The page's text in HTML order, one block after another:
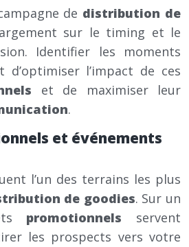
de distribution de
sur le timing et le
Identifier les moments
l’impact de ces
et de maximiser leur
.
et événements
l’un des terrains les plus
de goodies. Sur un
promotionnels servent
les prospects vers votre